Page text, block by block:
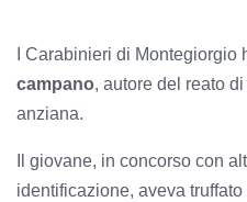
I Carabinieri di Montegiorgio
campano, autore del reato
anziana.
Il giovane, in concorso con
identificazione, aveva